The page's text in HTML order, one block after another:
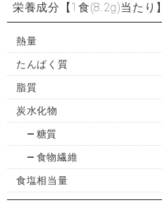
栄養成分 【1食(8.2g)当たり】
熱量
たんぱく質
脂質
炭水化物
糖質
食物繊維
食塩相当量